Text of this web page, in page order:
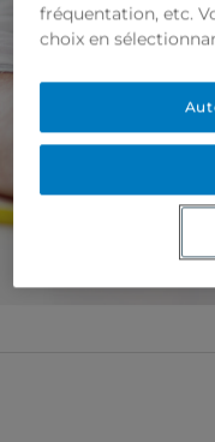
fréquentation, etc.
choix en